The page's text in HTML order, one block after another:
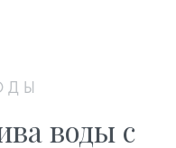
воды с